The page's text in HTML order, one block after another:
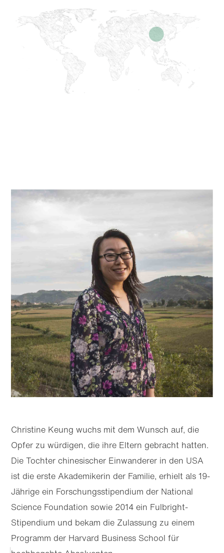
Christine Keung wuchs mit dem Wunsch auf, die
Opfer zu würdigen, die ihre Eltern gebracht hatten.
Die Tochter chine­sischer Einwanderer in den USA
ist die erste Akademikerin der Familie, erhielt als 19-
Jährige ein Forschungs­stipendium der National
Science Foundation sowie 2014 ein Fulbright-
Stipendium und bekam die Zulassung zu einem
Programm der Harvard Business School für